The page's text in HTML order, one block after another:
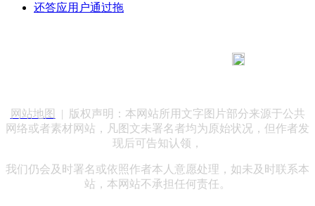
还答应用户通过拖
网站地图
| 版权声明：本网站所用文字图片部分来源于公共
网络或者素材网站，凡图文未署名者均为原始状况，但作者发
现后可告知认领，
我们仍会及时署名或依照作者本人意愿处理，如未及时联系本
站，本网站不承担任何责任。